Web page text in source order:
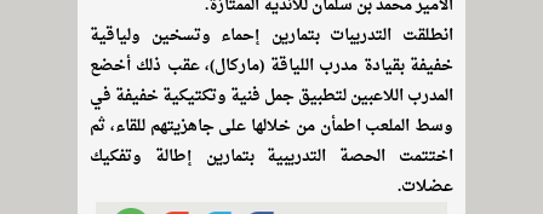
انطلقت التدريبات بتمارين إحماء وتسخين ولياقية
خفيفة بقيادة مدرب اللياقة (ماركال)، عقب ذلك أخضع
المدرب اللاعبين لتطبيق جمل فنية وتكتيكية خفيفة في
وسط الملعب اطمأن من خلالها على جاهزيتهم للقاء، ثم
اختتمت الحصة التدريبية بتمارين إطالة وتفكيك
عضلات.